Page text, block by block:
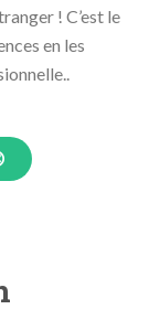
! C’est le
en les